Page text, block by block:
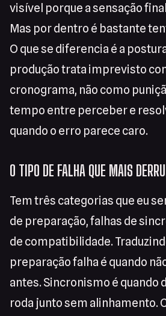
visível porque a sensação
Mas por dentro é bastante
O que se diferencia é a
produção trata imprevisto
cronograma, não como
tempo entre perceber e
quando o erro parece caro.
O TIPO DE FALHA QUE MAIS
Tem três categorias que eu
de preparação, falhas de
de compatibilidade.
preparação falha é quando
antes. Sincronismo é quando
roda junto sem alinhamento.